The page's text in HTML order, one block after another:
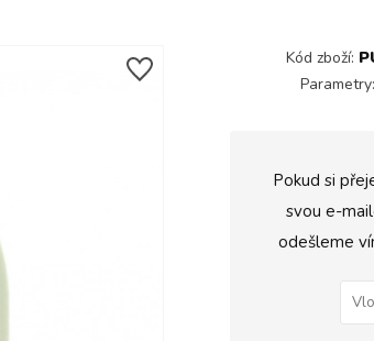
Kód zboží:
Parametry:
Pokud si
svou e-
odešleme